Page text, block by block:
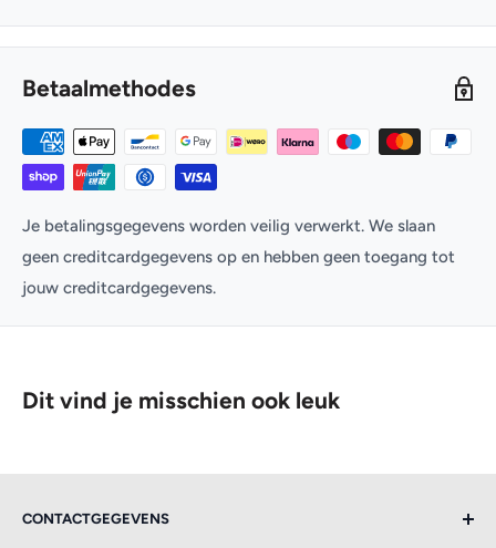
Betaalmethodes
Je betalingsgegevens worden veilig verwerkt. We slaan
geen creditcardgegevens op en hebben geen toegang tot
jouw creditcardgegevens.
Dit vind je misschien ook leuk
CONTACTGEGEVENS